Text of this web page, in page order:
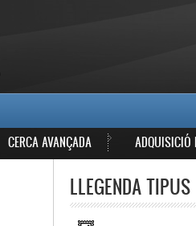
CERCA AVANÇADA ADQUISICIÓ
LLEGENDA